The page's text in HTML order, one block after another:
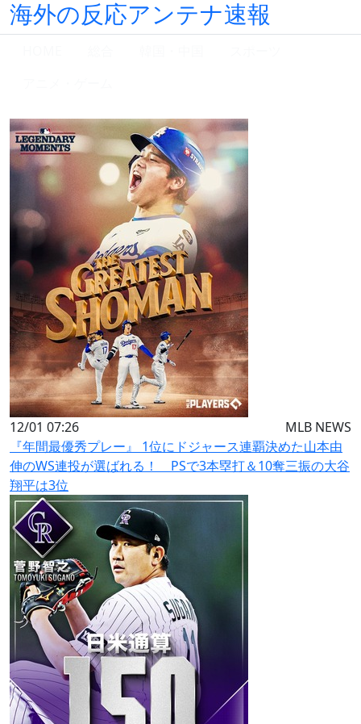
海外の反応アンテナ速報
12/01 07:26
MLB NEWS
『年間最優秀プレー』 1位にドジャース連覇決めた山本由
伸のWS連投が選ばれる！ PSで3本塁打＆10奪三振の大谷
翔平は3位